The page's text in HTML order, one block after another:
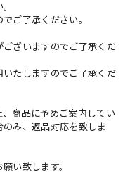
ご了承ください。
ざいますのでご了承くだ
たしますのでご了承くだ
商品に予めご案内してい
み、返品対応を致しま
い致します。